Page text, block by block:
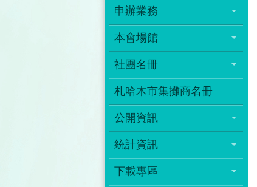
申辦業務
本會場館
社團名冊
札哈木市集攤商名冊
公開資訊
統計資訊
下載專區